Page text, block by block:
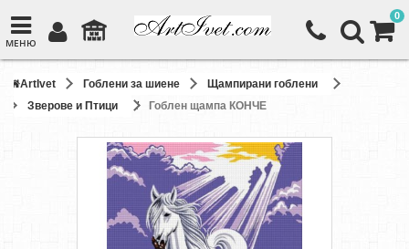
МЕНЮ
0
ArtIvet Гоблени за шиене
Щампирани гоблени
Зверове и Птици
Гоблен щампа КОНЧЕ